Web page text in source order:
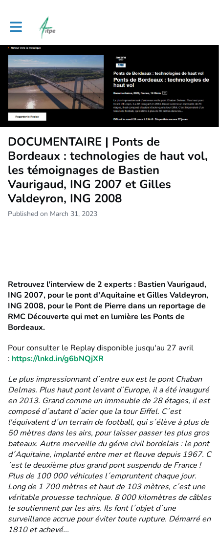
Toggle main navigation
DOCUMENTAIRE | Ponts de
Bordeaux : technologies de haut vol,
les témoignages de Bastien
Vaurigaud, ING 2007 et Gilles
Valdeyron, ING 2008
Published on March 31, 2023
Retrouvez l'interview de 2 experts : Bastien Vaurigaud,
ING 2007, pour le pont d'Aquitaine et Gilles Valdeyron,
ING 2008, pour le Pont de Pierre dans un reportage de
RMC Découverte qui met en lumière les Ponts de
Bordeaux.
Pour consulter le Replay disponible jusqu'au 27 avril
: https://lnkd.in/g6bNQjXR
Le plus impressionnant d´entre eux est le pont Chaban
Delmas. Plus haut pont levant d´Europe, il a été inauguré
en 2013. Grand comme un immeuble de 28 étages, il est
composé d´autant d´acier que la tour Eiffel. C´est
l'équivalent d´un terrain de football, qui s´élève à plus de
50 mètres dans les airs, pour laisser passer les plus gros
bateaux. Autre merveille du génie civil bordelais : le pont
d´Aquitaine, implanté entre mer et fleuve depuis 1967. C
´est le deuxième plus grand pont suspendu de France !
Plus de 100 000 véhicules l´empruntent chaque jour.
Long de 1 700 mètres et haut de 103 mètres, c´est une
véritable prouesse technique. 8 000 kilomètres de câbles
le soutiennent par les airs. Ils font l´objet d´une
surveillance accrue pour éviter toute rupture. Démarré en
1810 et achevé...